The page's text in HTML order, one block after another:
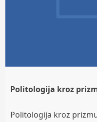
Politologija kroz
Politologija kroz